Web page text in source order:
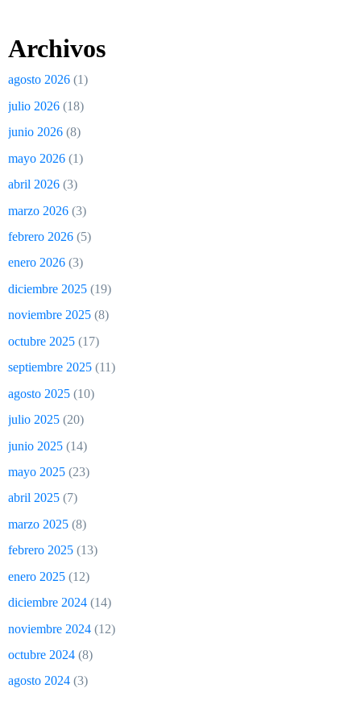
Archivos
agosto 2026 (1)
julio 2026 (18)
junio 2026 (8)
mayo 2026 (1)
abril 2026 (3)
marzo 2026 (3)
febrero 2026 (5)
enero 2026 (3)
diciembre 2025 (19)
noviembre 2025 (8)
octubre 2025 (17)
septiembre 2025 (11)
agosto 2025 (10)
julio 2025 (20)
junio 2025 (14)
mayo 2025 (23)
abril 2025 (7)
marzo 2025 (8)
febrero 2025 (13)
enero 2025 (12)
diciembre 2024 (14)
noviembre 2024 (12)
octubre 2024 (8)
agosto 2024 (3)